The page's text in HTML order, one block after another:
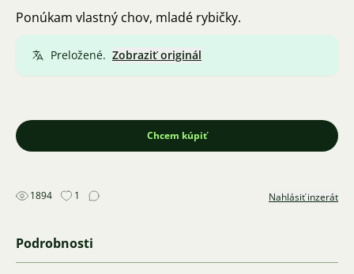
Ponúkam vlastný chov, mladé rybičky.
Preložené. Zobraziť originál
Chcem kúpiť
1894 1 Nahlásiť inzerát
Podrobnosti